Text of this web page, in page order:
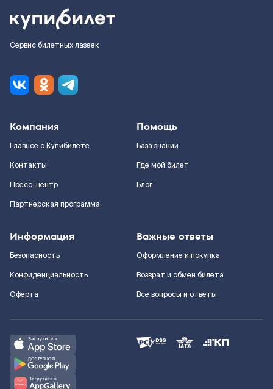
Сервис билетных лазеек
Компания
Главное о Купибилете
Контакты
Пресс-центр
Партнерская программа
Помощь
База знаний
Где мой билет
Блог
Информация
Безопасность
Конфиденциальность
Оферта
Важные ответы
Оформление и покупка
Возврат и обмен билета
Все вопросы и ответы